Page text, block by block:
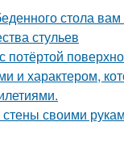
стола
стульев
потёртой
и характером,
стены своими